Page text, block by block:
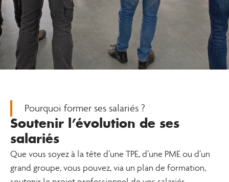
Pourquoi former ses salariés ?
Soutenir l’évolution de ses
salariés
Que vous soyez à la tête d’une TPE, d’une PME ou d’un
grand groupe, vous pouvez, via un plan de formation,